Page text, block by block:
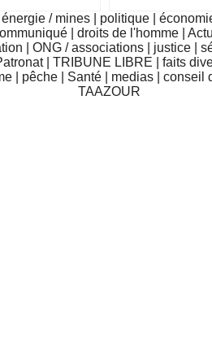
énergie / mines politique
|droits de l'homme |
ONG / associations justice
TRIBUNE LIBRE
faits
pêche Santé medias |conseil
TAAZOUR